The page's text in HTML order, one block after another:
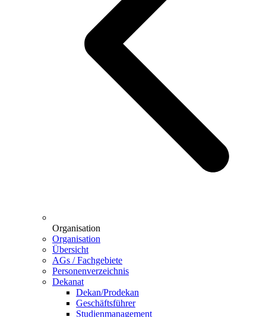
Organisation
Organisation
Übersicht
AGs / Fachgebiete
Personenverzeichnis
Dekanat
Dekan/Prodekan
Geschäftsführer
Studienmanagement